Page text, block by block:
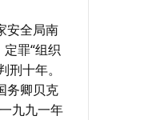
安全局南
罪“组织
十年。
务卿贝克
九九一年